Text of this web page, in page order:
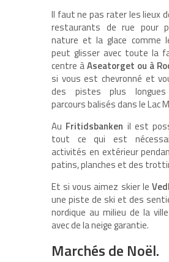
Il faut ne pas rater les lieux
restaurants de rue pour
nature et la glace comme
peut glisser avec toute la
centre àAseatorget ou à
si vous est chevronné et
des pistes plus
parcours balisés dans le Lac
Au Fritidsbanken il est
tout ce qui est
activités en extérieur
patins, planches et des
Et si vous aimez skier le
une piste de ski et des
nordique au milieu de la
avec de la neige garantie.
Marchés de Noël.